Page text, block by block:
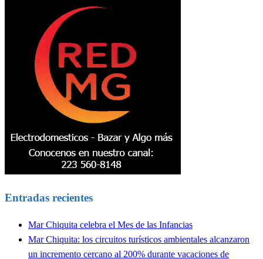
Entradas recientes
Mar Chiquita celebra el Mes de las Infancias
Mar Chiquita: los circuitos turísticos ambientales alcanzaron
un incremento cercano al 200% durante vacaciones de